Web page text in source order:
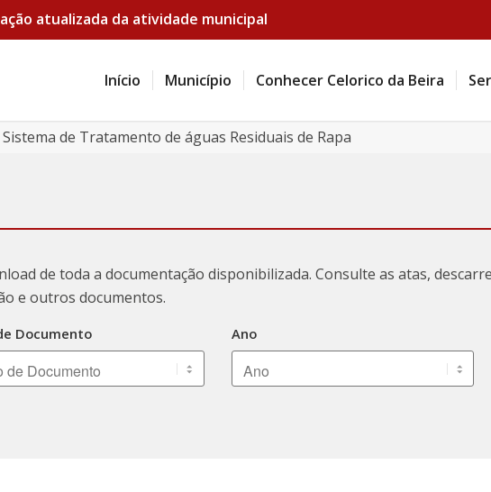
atualizada da atividade municipal
Início Município Conhecer Celorico da Beira
Sistema de Tratamento de águas Residuais de Rapa
de toda a documentação disponibilizada. Consulte as atas,
e outros documentos.
Documento Ano